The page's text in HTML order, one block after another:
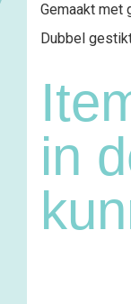
Gemaakt met
Dubbel
in